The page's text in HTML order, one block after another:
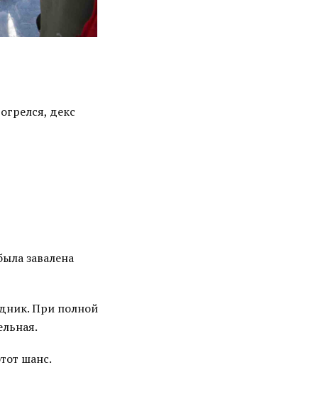
декс
завалена
При полной
шанс.